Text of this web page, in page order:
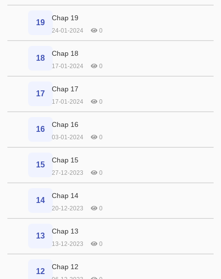
19
Chap 19
24-01-2024 0
18
Chap 18
17-01-2024 0
17
Chap 17
17-01-2024 0
16
Chap 16
03-01-2024 0
15
Chap 15
27-12-2023 0
14
Chap 14
20-12-2023 0
13
Chap 13
13-12-2023 0
12
Chap 12